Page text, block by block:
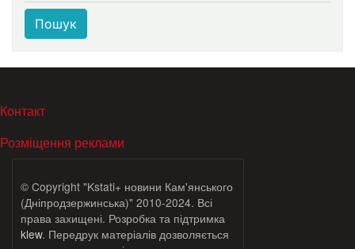
Пошук
МЕНЮ В ПОДВАЛЕ
Контакт
Розміщення реклами
© Copyright "Kstati+ новини Кам'янського
(Дніпродзержинська)" 2010-2024. Всі
права захищені. Розробка та підтримка
klew. Передрук матеріалів дозволяється